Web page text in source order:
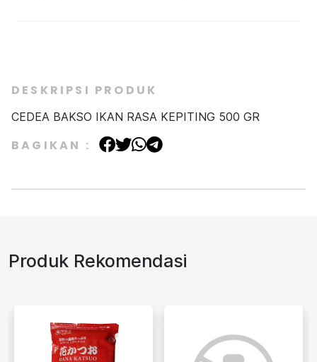
DESKRIPSI PRODUK
CEDEA BAKSO IKAN RASA KEPITING 500 GR
BAGIKAN :
Produk Rekomendasi